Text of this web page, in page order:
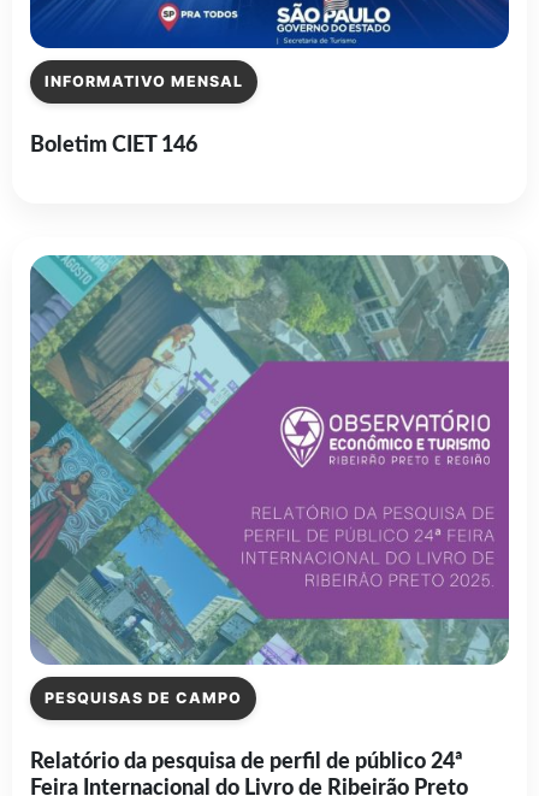
INFORMATIVO MENSAL
Boletim CIET 146
PESQUISAS DE CAMPO
Relatório da pesquisa de perfil de público 24ª
Feira Internacional do Livro de Ribeirão Preto